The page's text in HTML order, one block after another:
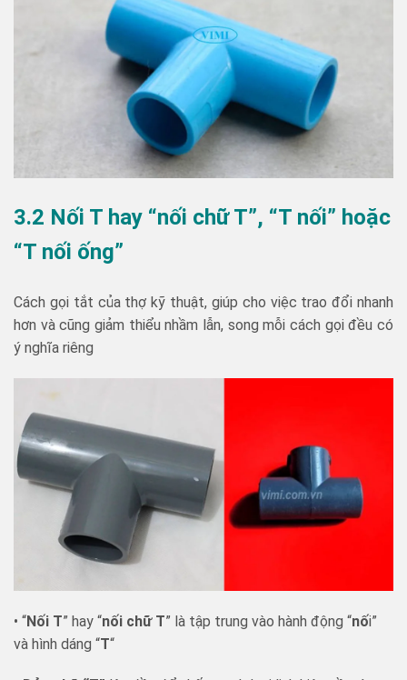
3.2 Nối T hay “nối chữ T”, “T nối” hoặc
“T nối ống”
Cách gọi tắt của thợ kỹ thuật, giúp cho việc trao đổi nhanh
hơn và cũng giảm thiểu nhầm lẫn, song mỗi cách gọi đều có
ý nghĩa riêng
• “Nối T” hay “nối chữ T” là tập trung vào hành động “nối”
và hình dáng “T“